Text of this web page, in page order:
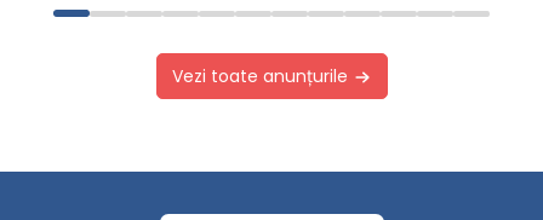
Vezi toate anunțurile